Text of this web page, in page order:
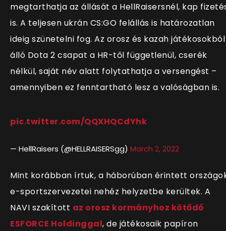
megtarthatja az állását a HellRaisersnél, kap
is. A teljesen ukrán CS:GO felállás is határozatlan
ideig szünetelni fog. Az orosz és kazah játékosokból
álló Dota 2 csapat a HR-től függetlenül, cserék
nélkül, saját név alatt folytathatja a versengést –
amennyiben ez fenntartható lesz a valóságban is.
pic.twitter.com/QQXHQCdYhk
— HellRaisers (@HELLRAISERSgg) March 2, 2022
Mint korábban írtuk, a háborúban érintett
e-sportszervezetei nehéz helyzetbe kerültek. A
NAVI szakított az orosz kormányhoz kötődő
ESFORCE Holdinggal, de játékosaik papíron